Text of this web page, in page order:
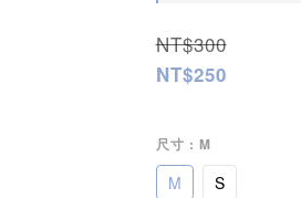
NT$300
NT$250
尺寸 : M
M S